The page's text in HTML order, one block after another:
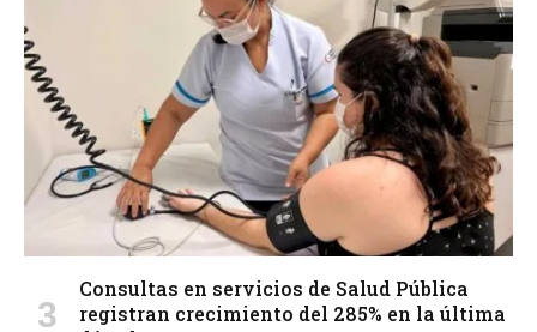
Consultas en servicios de Salud Pública
registran crecimiento del 285% en la última